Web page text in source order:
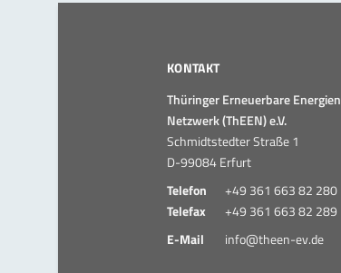
KONTAKT
Thüringer Erneuerbare Energien
Netzwerk (ThEEN) e.V.
Schmidtstedter Straße 1
D-99084 Erfurt
Telefon
+49 361 663 82 280
Telefax
+49 361 663 82 289
E-Mail
info@theen-ev.de